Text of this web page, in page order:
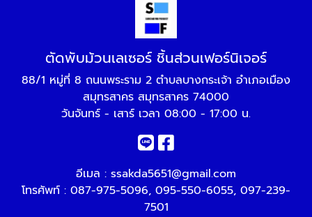
ตัดพับม้วนเลเซอร์ ชิ้นส่วนเฟอร์นิเจอร์
88/1 หมู่ที่ 8 ถนนพระราม 2 ตำบลบางกระเจ้า อำเภอเมือง
สมุทรสาคร สมุทรสาคร 74000
วันจันทร์ - เสาร์ เวลา 08:00 - 17:00 น.
อีเมล : ssakda5651@gmail.com
โทรศัพท์ : 087-975-5096, 095-550-6055, 097-239-
7501